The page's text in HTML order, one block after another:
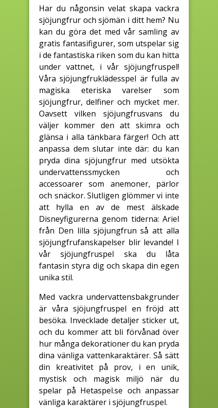
Har du någonsin velat skapa vackra
sjöjungfrur och sjömän i ditt hem? Nu
kan du göra det med vår samling av
gratis fantasifigurer, som utspelar sig
i de fantastiska riken som du kan hitta
under vattnet, i vår sjöjungfruspel!
Våra sjöjungfruklädesspel är fulla av
magiska eteriska varelser som
sjöjungfrur, delfiner och mycket mer.
Oavsett vilken sjöjungfrusvans du
väljer kommer den att skimra och
glänsa i alla tänkbara färger! Och att
anpassa dem slutar inte där: du kan
pryda dina sjöjungfrur med utsökta
undervattenssmycken och
accessoarer som anemoner, pärlor
och snäckor. Slutligen glömmer vi inte
att hylla en av de mest älskade
Disneyfigurerna genom tiderna: Ariel
från Den lilla sjöjungfrun så att alla
sjöjungfrufanskapelser blir levande! I
vår sjöjungfruspel ska du låta
fantasin styra dig och skapa din egen
unika stil.
Med vackra undervattensbakgrunder
är våra sjöjungfruspel en fröjd att
besöka. Invecklade detaljer sticker ut,
och du kommer att bli förvånad över
hur många dekorationer du kan pryda
dina vänliga vattenkaraktärer. Så sätt
din kreativitet på prov, i en unik,
mystisk och magisk miljö när du
spelar på Hetaspel.se och anpassar
vänliga karaktärer i sjöjungfruspel.